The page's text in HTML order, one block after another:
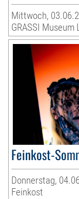
Mittwoch,
GRASSI Museum
Feinkost-
Donnerstag,
Feinkost